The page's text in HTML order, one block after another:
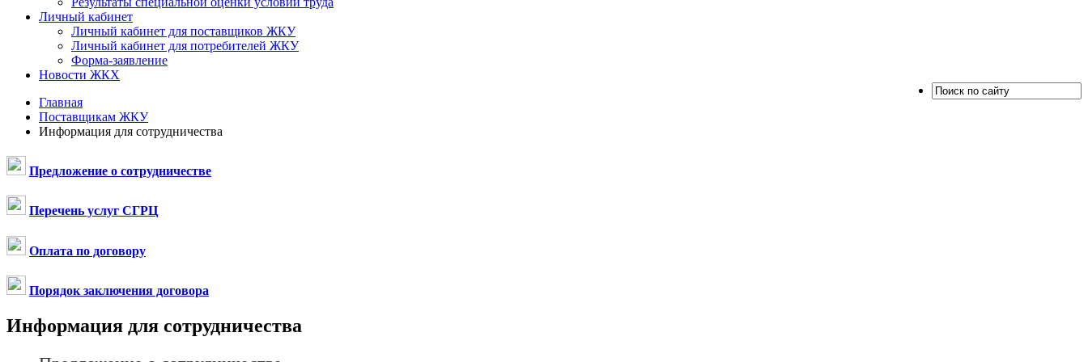
Личный кабинет
Личный кабинет для поставщиков ЖКУ
Личный кабинет для потребителей ЖКУ
Форма-заявление
Новости ЖКХ
Главная
Поставщикам ЖКУ
Информация для сотрудничества
Предложение о сотрудничестве
Перечень услуг СГРЦ
Оплата по договору
Порядок заключения договора
Информация для сотрудничества